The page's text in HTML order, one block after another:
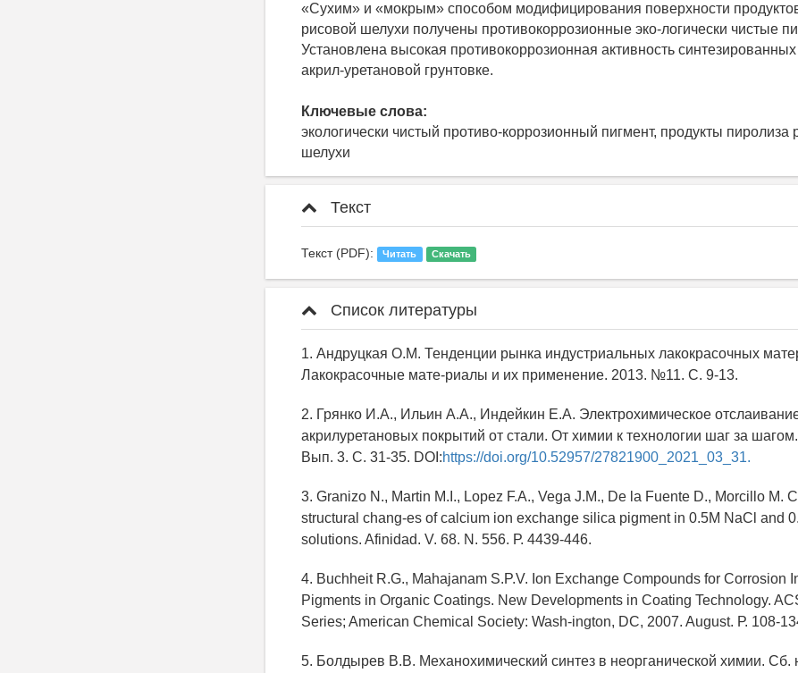
«Сухим» и «мокрым» способом модифицирования поверхности
рисовой шелухи получены противокоррозионные эко-логически чистые
Установлена высокая противокоррозионная активность
акрил-уретановой грунтовке.
Ключевые слова:
экологически чистый противо-коррозионный пигмент, продукты пиролиза
шелухи
Текст
Текст (PDF): Читать Скачать
Список литературы
1. Андруцкая О.М. Тенденции рынка индустриальных лакокрасочных
Лакокрасочные мате-риалы и их применение. 2013. №11. С. 9-13.
2. Грянко И.А., Ильин А.А., Индейкин Е.А. Электрохимическое
акрилуретановых покрытий от стали. От химии к технологии шаг за
Вып. 3. С. 31-35. DOI:https://doi.org/10.52957/27821900_2021_03_31.
3. Granizo N., Martin M.I., Lopez F.A., Vega J.M., De la Fuente D., Morcillo M.
structural chang-es of calcium ion exchange silica pigment in 0.5M NaCl and
solutions. Afinidad. V. 68. N. 556. Р. 4439-446.
4. Buchheit R.G., Mahajanam S.P.V. Ion Exchange Compounds for Corrosion
Pigments in Organic Coatings. New Developments in Coating Technology.
Series; American Chemical Society: Wash-ington, DC, 2007. August. Р. 108-
5. Болдырев В.В. Механохимический синтез в неорганической химии. Сб.